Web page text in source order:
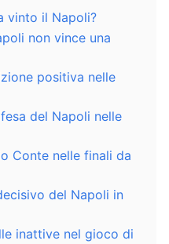
vinto il Napoli?
non vince una
positiva nelle
del Napoli nelle
Conte nelle finali da
del Napoli in
inattive nel gioco di